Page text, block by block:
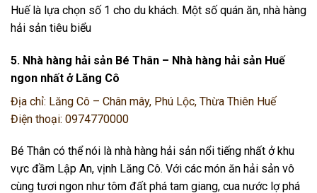
Huế là lựa chọn số 1 cho du khách. Một số quán ăn, nhà hàng
hải sản tiêu biểu
5. Nhà hàng hải sản Bé Thân – Nhà hàng hải sản Huế
ngon nhất ởLăng Cô
Địa chỉ: Lăng Cô – Chân mây, Phú Lộc, Thừa Thiên Huế
Điện thoại: 0974770000
Bé Thân có thể nói là nhà hàng hải sản nổi tiếng nhất ở khu
vực đầm Lập An, vịnh Lăng Cô. Với các món ăn hải sản vô
cùng tươi ngon như tôm đất phá tam giang, cua nước lợ phá